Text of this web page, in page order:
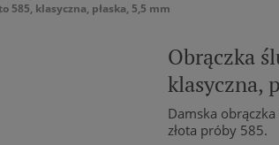
585, klasyczna, płaska, 5,5 mm
Obrączka
klasyczna,
Damska
złota próby 585.